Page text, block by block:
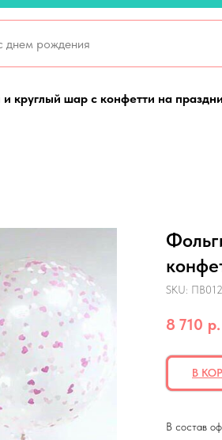
круглый шар с конфетти на
SKU:
8 710 р.
В
В состав